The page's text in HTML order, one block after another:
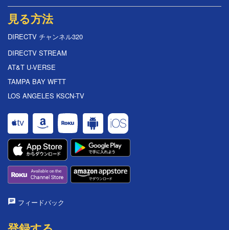
見る方法
DIRECTV チャンネル320
DIRECTV STREAM
AT&T U-VERSE
TAMPA BAY WFTT
LOS ANGELES KSCN-TV
フィードバック